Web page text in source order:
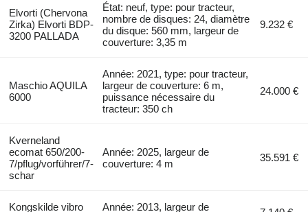
Elvorti (Chervona
Zirka) Elvorti BDP-
3200 PALLADA
État: neuf, type: pour tracteur,
nombre de disques: 24, diamètre
du disque: 560 mm, largeur de
couverture: 3,35 m
9.232 €
Maschio AQUILA
6000
Année: 2021, type: pour tracteur,
largeur de couverture: 6 m,
puissance nécessaire du
tracteur: 350 ch
24.000 €
Kverneland
ecomat 650/200-
7/pflug/vorführer/7-
schar
Année: 2025, largeur de
couverture: 4 m
35.591 €
Kongskilde vibro Année: 2013, largeur de